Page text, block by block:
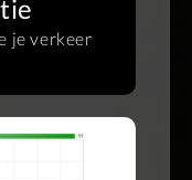
je verkeer